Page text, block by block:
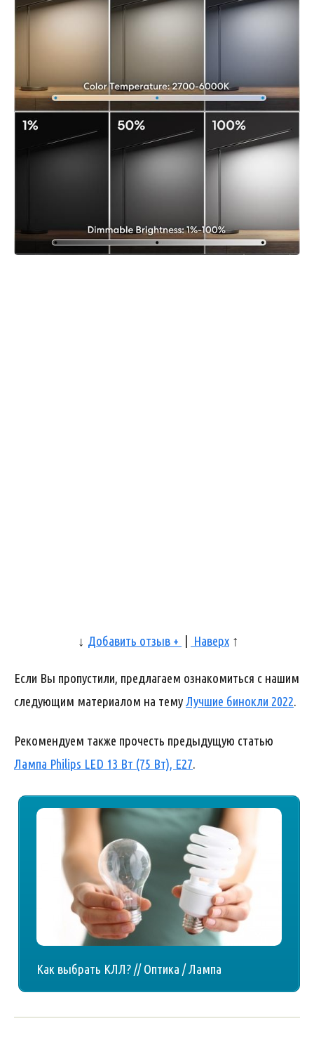
↓ Добавить отзыв + Наверх ↑
Если Вы пропустили, предлагаем ознакомиться с нашим
следующим материалом на темуЛучшие бинокли 2022.
Рекомендуем также прочесть предыдущую статью
Лампа Philips LED 13 Вт (75 Вт), E27.
Как выбрать КЛЛ? // Оптика / Лампа